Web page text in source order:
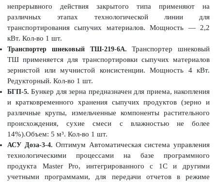
непрерывного действия закрытого типа применяют на
различных этапах технологической линии для
транспортирования сыпучих материалов. Мощность — 2,2
кВт. Кол-во 1 шт.
Транспортер шнековый ТШ-219-6А. Транспортер шнековый
ТШ применяется для транспортировки сыпучих материалов
зернистой или мучнистой консистенции. Мощность 4 кВт.
Редукторный. Кол-во 1 шт.
БГП-5. Бункер для зерна предназначен для приема, накопления
и кратковременного хранения сыпучих продуктов (зерно и
различные крупы, измельченные компоненты растительного
происхождения, сухие смеси с влажностью не более
14%).Объем: 5 м³. Кол-во 1 шт.
АСУ Доза-3-4.Оптимум Автоматическая система управления
технологическими процессами на базе программного
продукта Master Pro, интегрированного с 1С и другими
учетными программами, для передачи отчетов в режиме